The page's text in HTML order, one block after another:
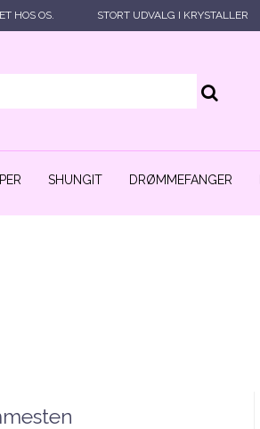
HOS OS. STORT UDVALG I KRYSTALLER
SHUNGIT DRØMMEFANGER